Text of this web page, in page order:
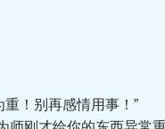
！别再感情用事！”